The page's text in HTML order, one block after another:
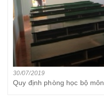
30/07/2019
Quy định phòng học bộ môn